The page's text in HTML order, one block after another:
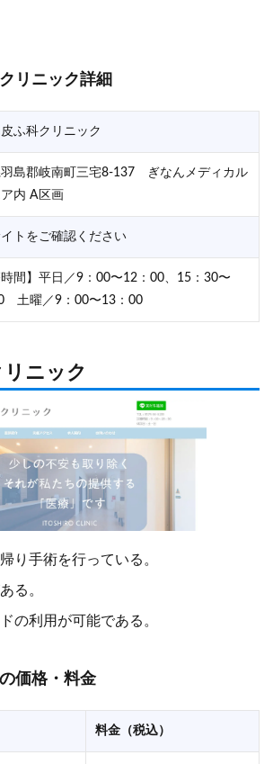
リニック詳細
ふ科クリニック
島郡岐南町三宅8-137 ぎなんメディカル
内 A区画
トをご確認ください
時間】平日／9：00〜12：00、15：30〜
土曜／9：00〜13：00
ニック
り手術を行っている。
る。
の利用が可能である。
価格・料金
料金（税込）